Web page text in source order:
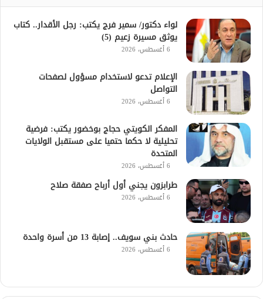
لواء دكتور/ سمير فرج يكتب: رجل الأقدار.. كتاب
يوثق مسيرة زعيم (5)
6 أغسطس، 2026
الإعلام تدعو لاستخدام مسؤول لصفحات
التواصل
6 أغسطس، 2026
المفكر الكويتي حجاج بوخضور يكتب: فرضية
تحليلية لا حكما حتميا على مستقبل الولايات
المتحدة
6 أغسطس، 2026
طرابزون يجني أول أرباح صفقة صلاح
6 أغسطس، 2026
حادث بني سويف.. إصابة 13 من أسرة واحدة
6 أغسطس، 2026